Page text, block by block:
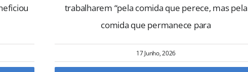
trabalharem “pela comida que perece, mas pela
comida que permanece para
17 Junho, 2026